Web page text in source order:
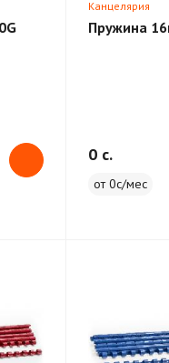
Канцелярия
Пружина
0 c.
от 0с/мес